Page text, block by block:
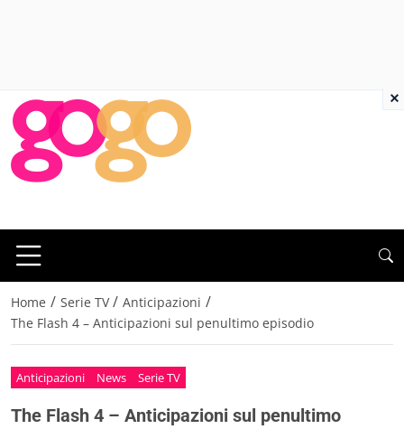
Home / Serie TV / Anticipazioni /
The Flash 4 – Anticipazioni sul penultimo episodio
Anticipazioni News Serie TV
The Flash 4 – Anticipazioni sul penultimo
×